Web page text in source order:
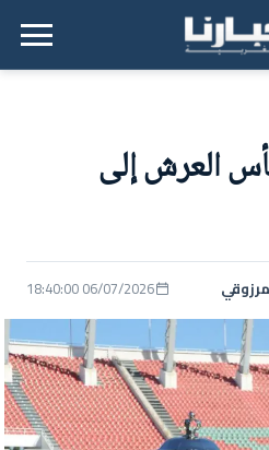
القائمة الرئيسية
العرش إلى
06/07/2026 18:40:00